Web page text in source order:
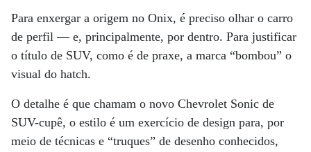
Para enxergar a origem no Onix, é preciso olhar o carro
de perfil — e, principalmente, por dentro. Para justificar
o título de SUV, como é de praxe, a marca “bombou” o
visual do hatch.
O detalhe é que chamam o novo Chevrolet Sonic de
SUV-cupê, o estilo é um exercício de design para, por
meio de técnicas e “truques” de desenho conhecidos,